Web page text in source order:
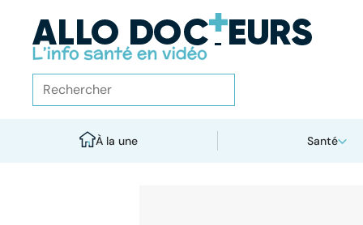
À la une Santé